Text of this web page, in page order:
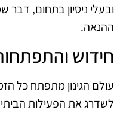
ובעלי ניסיון בתחום, דבר
ההנאה.
חידוש
עולם הגינון מתפתח כל
לשדרג את הפעילות